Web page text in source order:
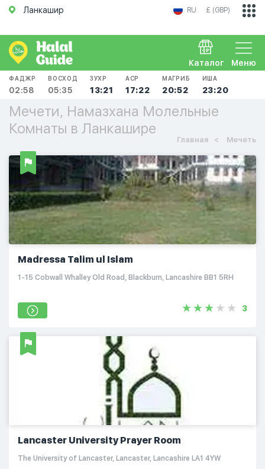
Ланкашир RU £ (GBP)
Меню
Каталог
ФАДЖР
02:58
ВОСХОД
05:35
ЗУХР
13:21
АСР
17:22
МАГРИБ
20:52
ИША
23:20
Мечети, Намазхана Молельные
Комнаты в Ланкашире
Главная Мечеть
Madressa Talim ul Islam
1-15 Cobwall Whalley Old Road, Blackburn, Lancashire BB1 5RH
3
Lancaster University Prayer Room
The University of Lancaster, Lancaster, Lancashire LA1 4YW